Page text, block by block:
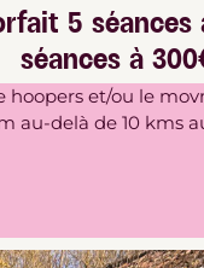
5
séances à
hoopers et/ou le
au-delà de 10 kms